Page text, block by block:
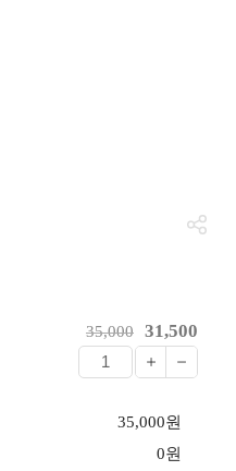
35,000 31,500
35,000원
0원